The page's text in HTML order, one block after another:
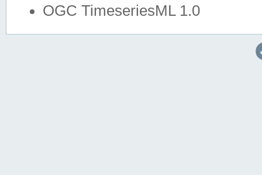
OGC TimeseriesML 1.0